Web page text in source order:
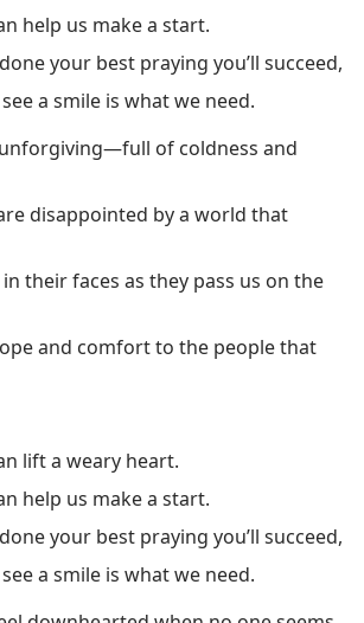
help us make a start.
your best praying you’ll succeed,
a smile is what we need.
of coldness and
disappointed by a world that
their faces as they pass us on the
and comfort to the people that
lift a weary heart.
help us make a start.
your best praying you’ll succeed,
a smile is what we need.